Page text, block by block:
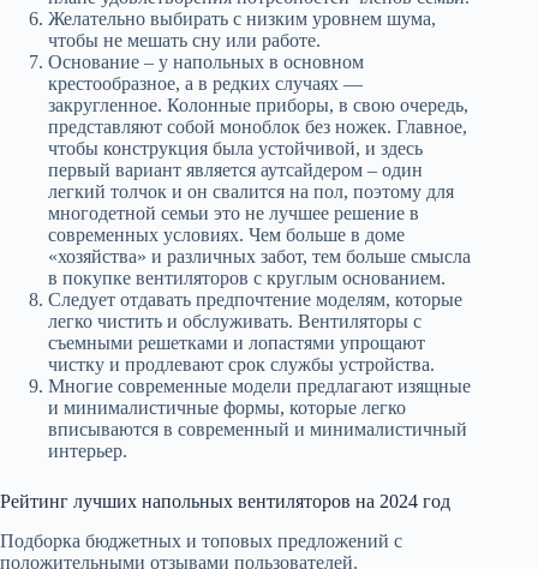
Желательно выбирать с низким уровнем шума,
чтобы не мешать сну или работе.
Основание – у напольных в основном
крестообразное, а в редких случаях —
закругленное. Колонные приборы, в свою очередь,
представляют собой моноблок без ножек. Главное,
чтобы конструкция была устойчивой, и здесь
первый вариант является аутсайдером – один
легкий толчок и он свалится на пол, поэтому для
многодетной семьи это не лучшее решение в
современных условиях. Чем больше в доме
«хозяйства» и различных забот, тем больше смысла
в покупке вентиляторов с круглым основанием.
Следует отдавать предпочтение моделям, которые
легко чистить и обслуживать. Вентиляторы с
съемными решетками и лопастями упрощают
чистку и продлевают срок службы устройства.
Многие современные модели предлагают изящные
и минималистичные формы, которые легко
вписываются в современный и минималистичный
интерьер.
Рейтинг лучших напольных вентиляторов на 2024 год
Подборка бюджетных и топовых предложений с
положительными отзывами пользователей.